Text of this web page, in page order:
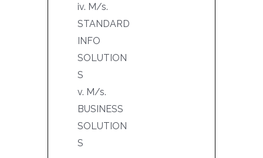
iv. M/s.
STANDARD
INFO
SOLUTION
S
v. M/s.
BUSINESS
SOLUTION
S